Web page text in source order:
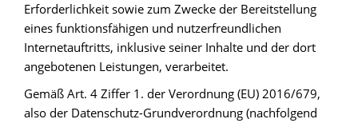
Erforderlichkeit sowie zum Zwecke der Bereitstellung
eines funktionsfähigen und nutzerfreundlichen
Internetauftritts, inklusive seiner Inhalte und der dort
angebotenen Leistungen, verarbeitet.
Gemäß Art. 4 Ziffer 1. der Verordnung (EU) 2016/679,
also der Datenschutz-Grundverordnung (nachfolgend